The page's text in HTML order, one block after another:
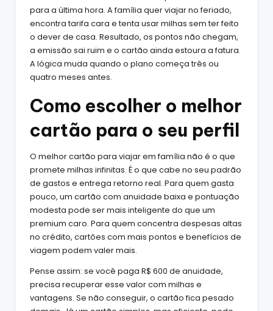
para a última hora. A família quer viajar no feriado,
encontra tarifa cara e tenta usar milhas sem ter feito
o dever de casa. Resultado, os pontos não chegam,
a emissão sai ruim e o cartão ainda estoura a fatura.
A lógica muda quando o plano começa três ou
quatro meses antes.
Como escolher o melhor
cartão para o seu perfil
O melhor cartão para viajar em família não é o que
promete milhas infinitas. É o que cabe no seu padrão
de gastos e entrega retorno real. Para quem gasta
pouco, um cartão com anuidade baixa e pontuação
modesta pode ser mais inteligente do que um
premium caro. Para quem concentra despesas altas
no crédito, cartões com mais pontos e benefícios de
viagem podem valer mais.
Pense assim: se você paga R$ 600 de anuidade,
precisa recuperar esse valor com milhas e
vantagens. Se não conseguir, o cartão fica pesado